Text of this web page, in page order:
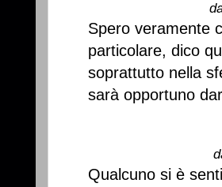
Spero veramente
particolare, dico
soprattutto nella
sarà opportuno
Qualcuno si è